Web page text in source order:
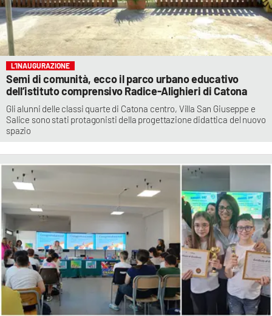
L’INAUGURAZIONE
Semi di comunità, ecco il parco urbano educativo
dell’istituto comprensivo Radice-Alighieri di Catona
Gli alunni delle classi quarte di Catona centro, Villa San Giuseppe e
Salice sono stati protagonisti della progettazione didattica del nuovo
spazio